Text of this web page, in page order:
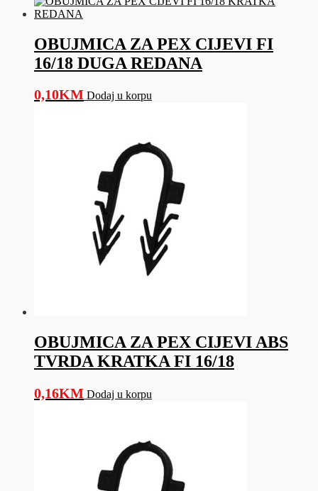
OBUJMICA ZA PEX CIJEVI FI
16/18 DUGA REDANA
0,10KM Dodaj u korpu
OBUJMICA ZA PEX CIJEVI ABS
TVRDA KRATKA FI 16/18
0,16KM Dodaj u korpu